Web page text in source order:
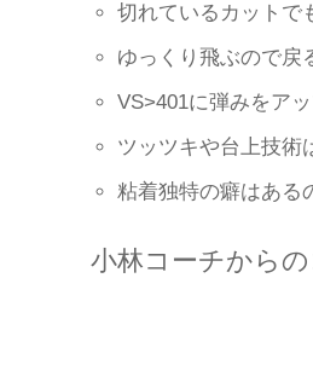
切れているカットで
ゆっくり飛ぶので戻
VS>401に弾みをア
ツッツキや台上技術
粘着独特の癖はある
小林コーチから